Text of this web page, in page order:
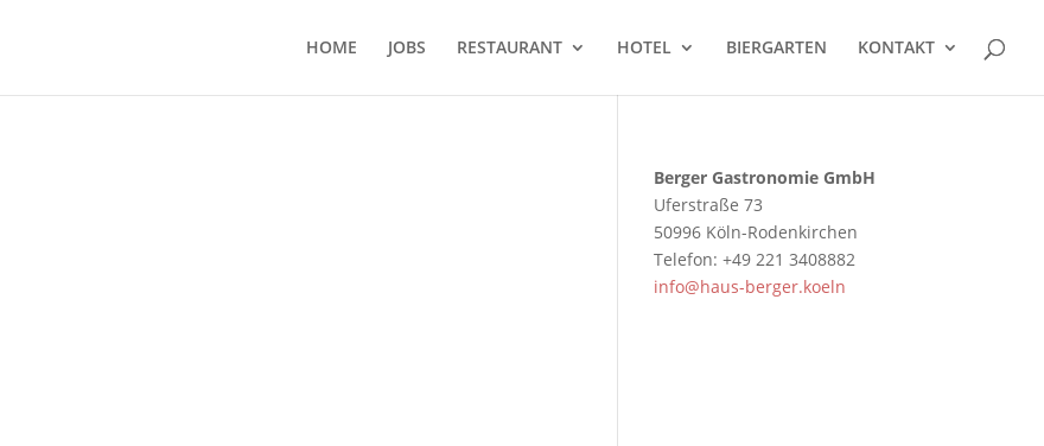
HOME JOBS RESTAURANT HOTEL BIERGARTEN KONTAKT
Berger Gastronomie GmbH
Uferstraße 73
50996 Köln-Rodenkirchen
Telefon: +49 221 3408882
info@haus-berger.koeln